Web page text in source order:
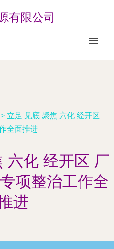
有限公司
> 立足 见底 聚焦 六化 经开区
全面推进
六化 经开区 厂
项整治工作全
进